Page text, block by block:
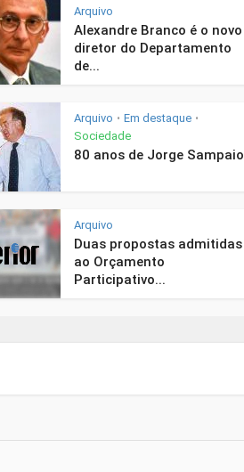
Arquivo
Alexandre Branco é o novo
diretor do Departamento
de...
Arquivo • Em destaque •
Sociedade
80 anos de Jorge Sampaio
Arquivo
Duas propostas admitidas
ao Orçamento
Participativo...